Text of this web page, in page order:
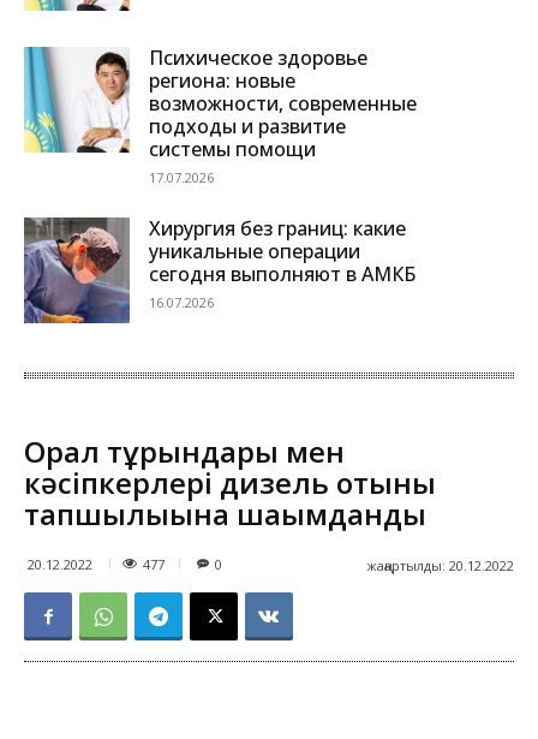
Психическое здоровье
региона: новые
возможности, современные
подходы и развитие
системы помощи
17.07.2026
Хирургия без границ: какие
уникальные операции
сегодня выполняют в АМКБ
16.07.2026